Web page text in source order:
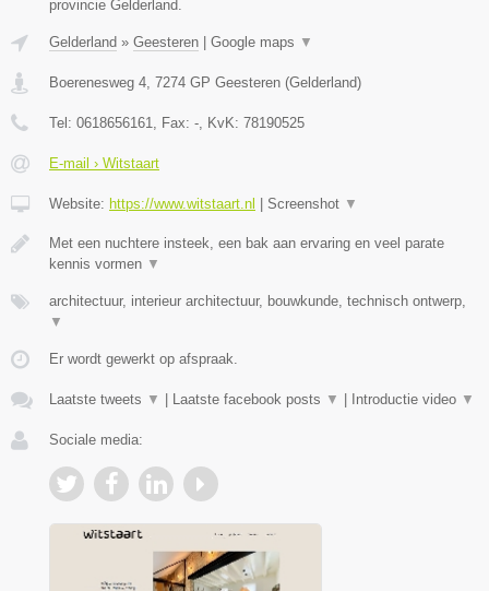
provincie Gelderland.
Gelderland » Geesteren | Google maps ▼
Boerenesweg 4 7274 GP Geesteren (Gelderland)
Tel: 0618656161 , Fax: - , KvK: 78190525
E-mail › Witstaart
Website: https://www.witstaart.nl | Screenshot ▼
Met een nuchtere insteek, een bak aan ervaring en veel parate
kennis vormen ▼
architectuur, interieur architectuur, bouwkunde, technisch ontwerp,
▼
Er wordt gewerkt op afspraak.
Laatste tweets ▼ | Laatste facebook posts ▼ | Introductie video ▼
Sociale media: